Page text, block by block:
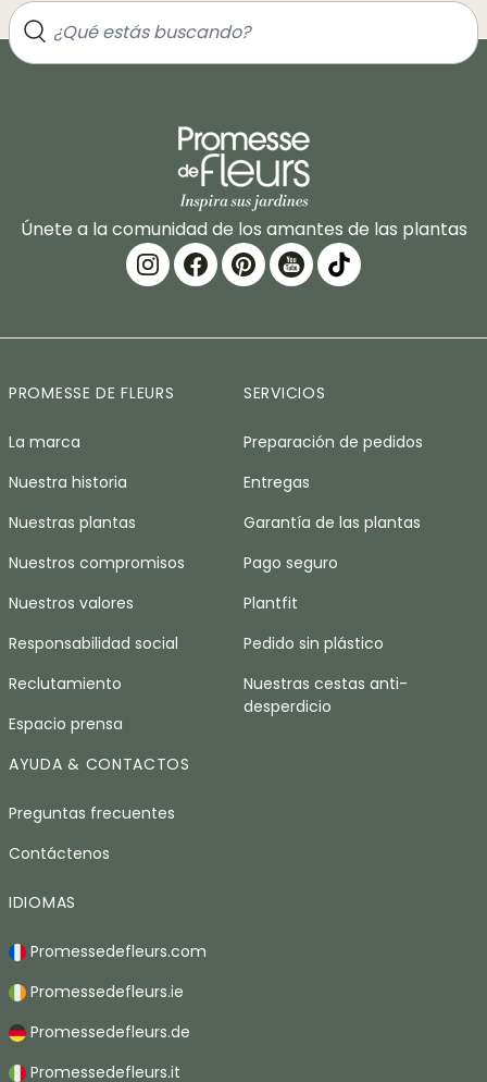
Únete a la comunidad de los amantes de las plantas
PROMESSE DE FLEURS
La marca
Nuestra historia
Nuestras plantas
Nuestros compromisos
Nuestros valores
Responsabilidad social
Reclutamiento
Espacio prensa
SERVICIOS
Preparación de pedidos
Entregas
Garantía de las plantas
Pago seguro
Plantfit
Pedido sin plástico
Nuestras cestas anti-
desperdicio
AYUDA & CONTACTOS
Preguntas frecuentes
Contáctenos
IDIOMAS
Promessedefleurs.com
Promessedefleurs.ie
Promessedefleurs.de
Promessedefleurs.it